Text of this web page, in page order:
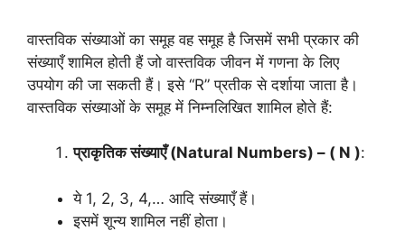
वास्तविक संख्याओं का समूह वह समूह है जिसमें सभी प्रकार की
संख्याएँ शामिल होती हैं जो वास्तविक जीवन में गणना के लिए
उपयोग की जा सकती हैं। इसे “R” प्रतीक से दर्शाया जाता है।
वास्तविक संख्याओं के समूह में निम्नलिखित शामिल होते हैं:
प्राकृतिक संख्याएँ (Natural Numbers) – ( N ):
ये 1, 2, 3, 4,… आदि संख्याएँ हैं।
इसमें शून्य शामिल नहीं होता।